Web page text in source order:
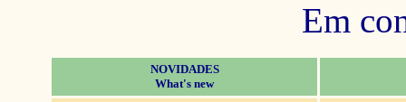
Em
NOVIDADES
What's new